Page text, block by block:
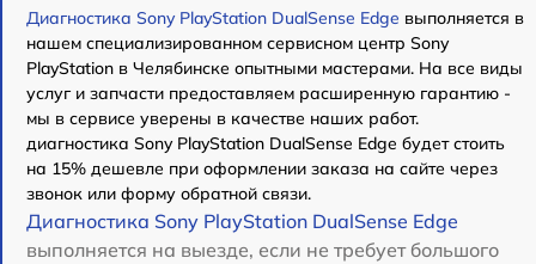
Диагностика Sony PlayStation DualSense Edge выполняется в
нашем специализированном сервисном центр Sony
PlayStation в Челябинске опытными мастерами. На все виды
услуг и запчасти предоставляем расширенную гарантию -
мы в сервисе уверены в качестве наших работ.
диагностика Sony PlayStation DualSense Edge будет стоить
на 15% дешевле при оформлении заказа на сайте через
звонок или форму обратной связи.
Диагностика Sony PlayStation DualSense Edge
выполняется на выезде, если не требует большого